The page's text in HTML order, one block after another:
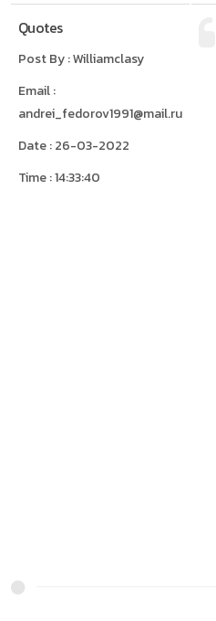
Quotes
Post By : Williamclasy
Email :
andrei_fedorov1991@mail.ru
Date : 26-03-2022
Time : 14:33:40